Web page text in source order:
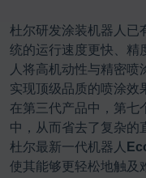
杜尔研发涂装机器人已
统的运行速度更快、精
人将高机动性与精密
实现顶级品质的喷涂效
在第三代产品中，第七
中，从而省去了复杂的
杜尔最新一代机器人
使其能够更轻松地触及